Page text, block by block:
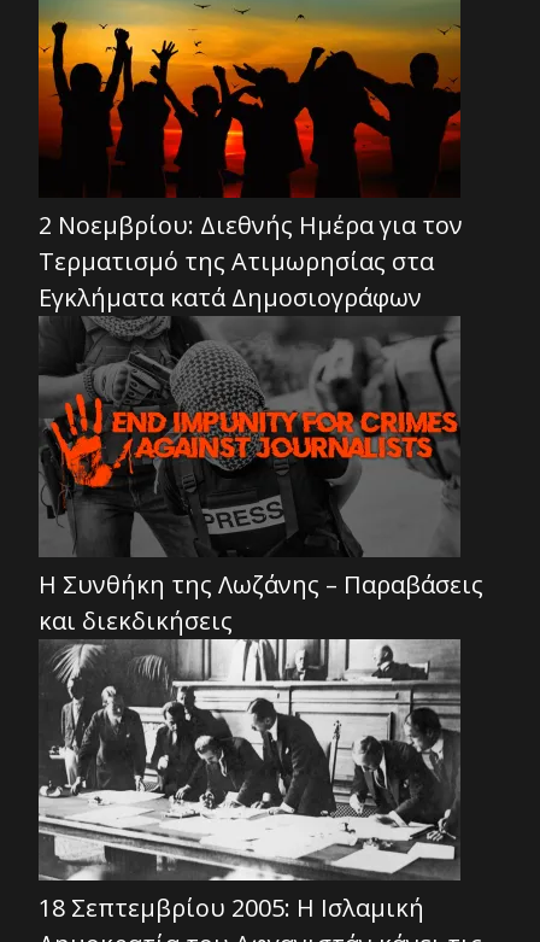
2 Νοεμβρίου: Διεθνής Ημέρα για τον
Τερματισμό της Ατιμωρησίας στα
Εγκλήματα κατά Δημοσιογράφων
Η Συνθήκη της Λωζάνης – Παραβάσεις
και διεκδικήσεις
18 Σεπτεμβρίου 2005: Η Ισλαμική